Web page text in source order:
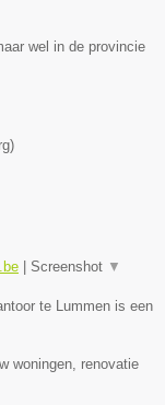
wel in de provincie
)
Screenshot ▼
te Lummen is een
woningen, renovatie